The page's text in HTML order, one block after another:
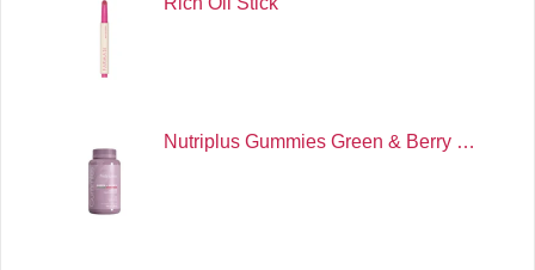
Nutriplus Gummies Green & Berry …